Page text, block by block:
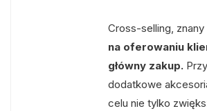
Cross-selling,
na oferowaniu
główny zakup.
dodatkowe
celu nie tylko